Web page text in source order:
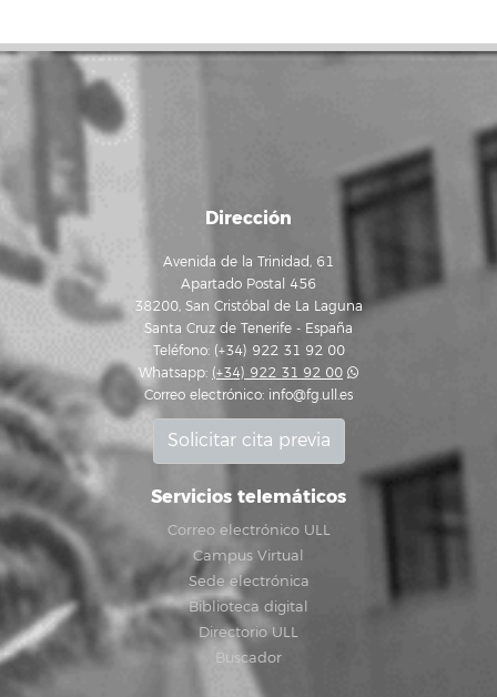
Dirección
Avenida de la Trinidad, 61
Apartado Postal 456
38200, San Cristóbal de La Laguna
Santa Cruz de Tenerife - España
Teléfono: (+34) 922 31 92 00
Whatsapp: (+34) 922 31 92 00
Correo electrónico: info@fg.ull.es
Solicitar cita previa
Servicios telemáticos
Correo electrónico ULL
Campus Virtual
Sede electrónica
Biblioteca digital
Directorio ULL
Buscador